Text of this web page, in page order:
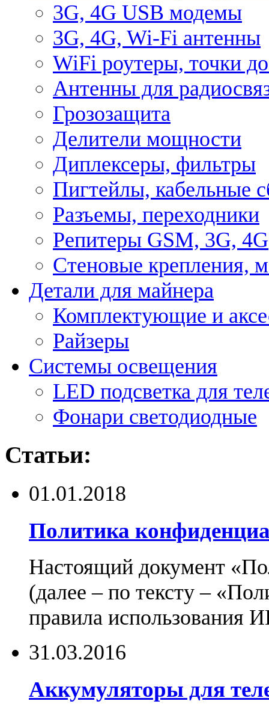
3G, 4G USB модемы
3G, 4G, Wi-Fi антенны
WiFi роутеры, точки
Антенны для
Грозозащита
Делители мощности
Диплексеры, фильтры
Пигтейлы, кабельные
Разъемы, переходники
Репитеры GSM, 3G, 4G
Стеновые крепления,
Детали для майнера
Комплектующие и
Райзеры
Системы освещения
LED подсветка для
Фонари светодиодные
Статьи:
01.01.2018
Политика
Настоящий документ
(далее – по тексту –
правила использования
31.03.2016
Аккумуляторы для